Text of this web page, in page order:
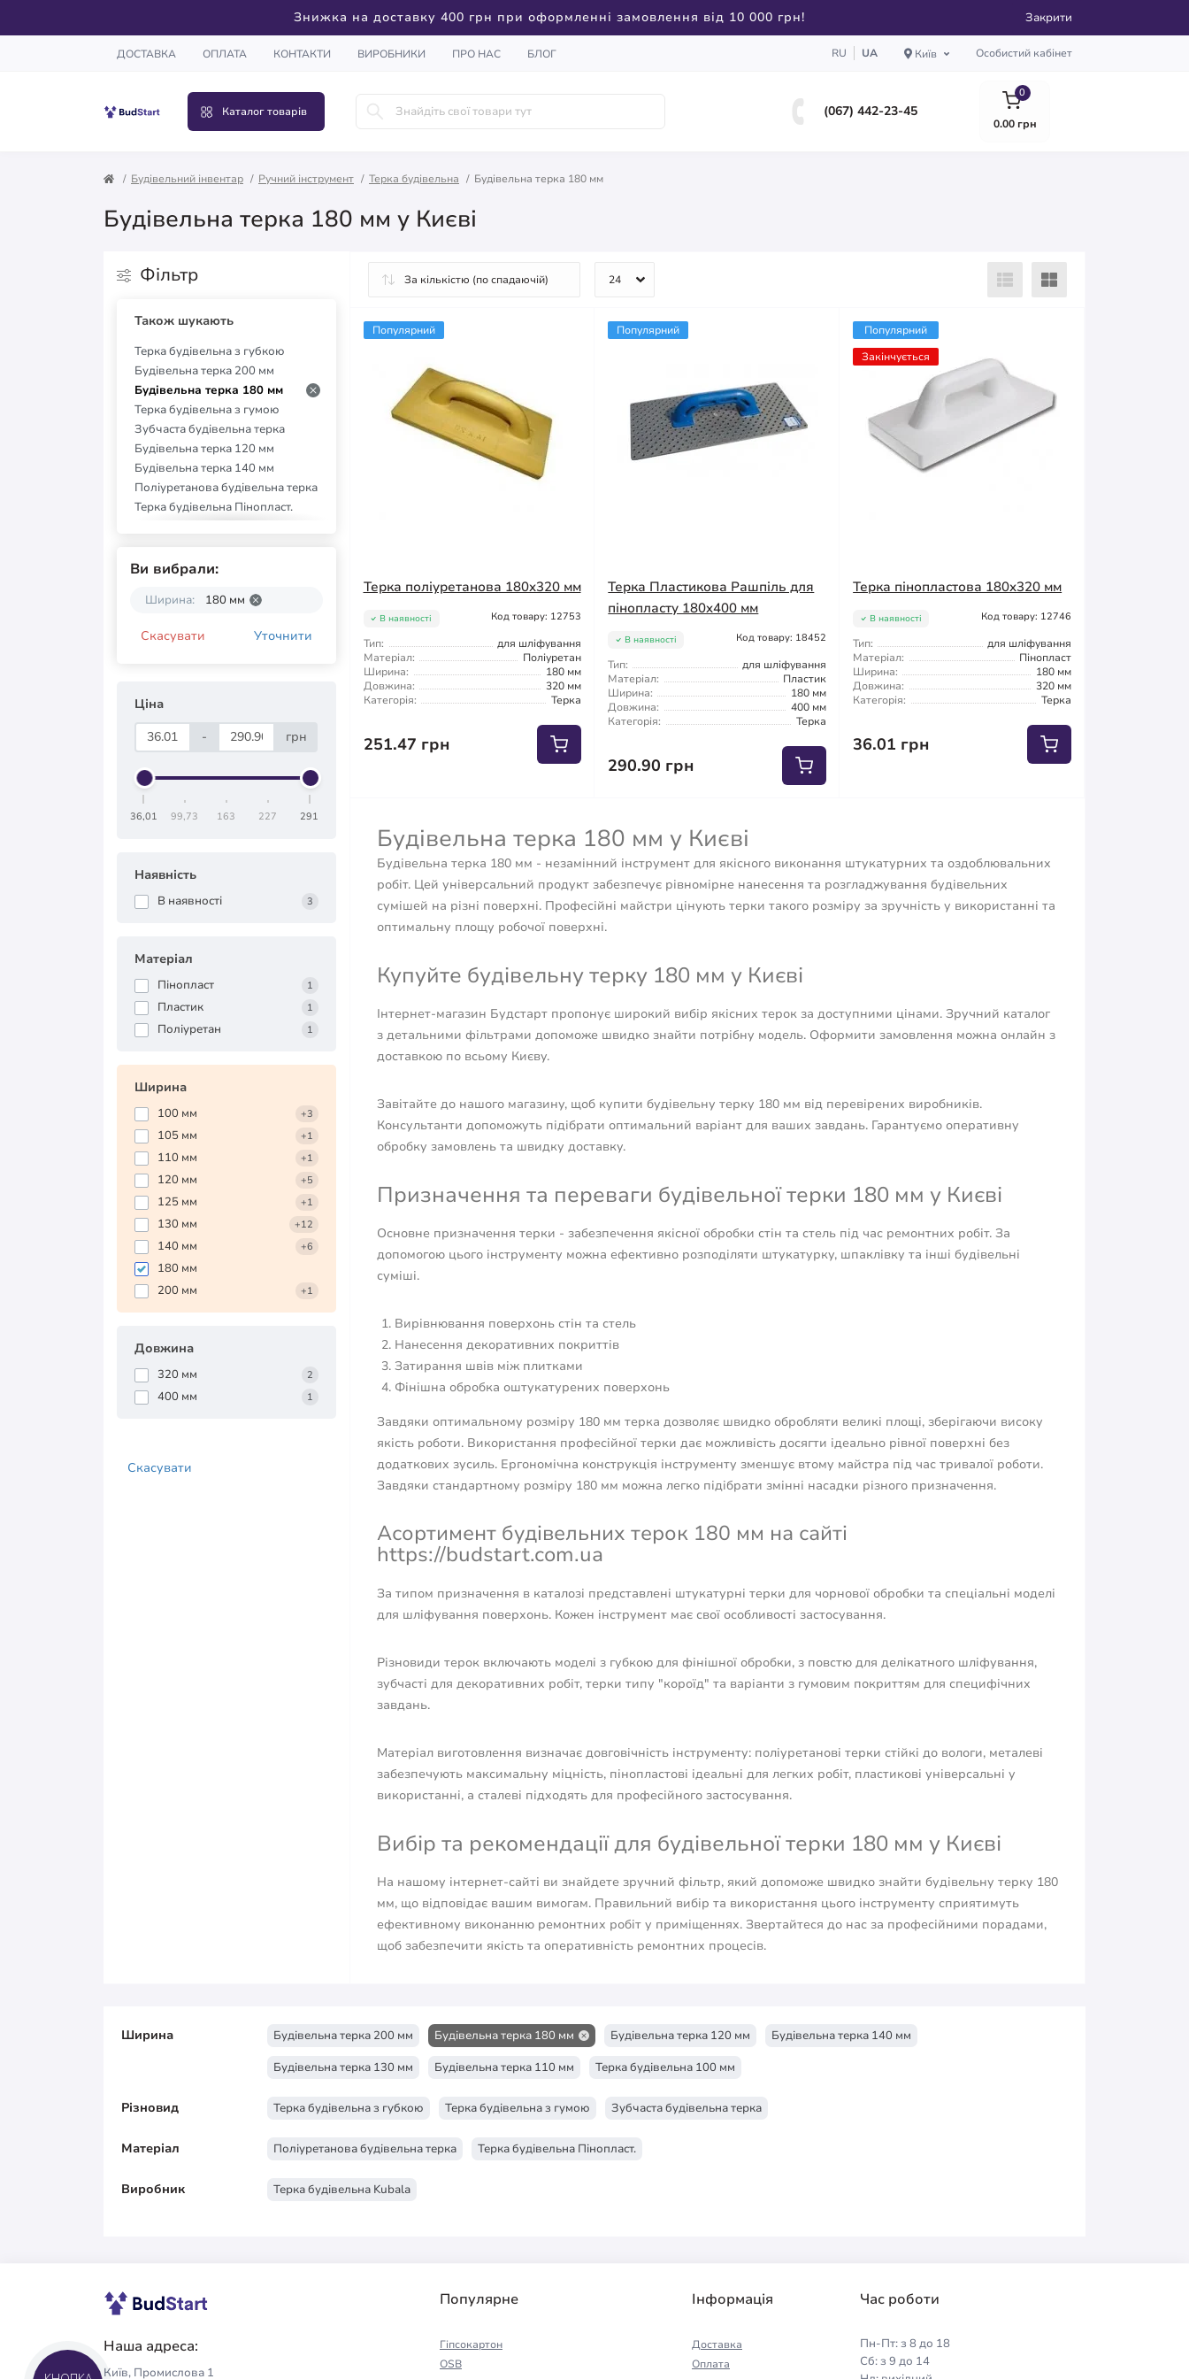
Знижка на доставку 400 грн при оформленні замовлення від 10 000 грн! Закрити
ДОСТАВКА ОПЛАТА КОНТАКТИ ВИРОБНИКИ ПРО НАС БЛОГ RU UA Київ Особистий кабінет
Каталог товарів (067) 442-23-45
0
0.00 грн
Будівельний інвентар Ручний інструмент Терка будівельна Будівельна терка 180 мм
Будівельна терка 180 мм у Києві
Фільтр
Також шукають
Терка будівельна з губкою
Будівельна терка 200 мм
Будівельна терка 180 мм
Терка будівельна з гумою
Зубчаста будівельна терка
Будівельна терка 120 мм
Будівельна терка 140 мм
Поліуретанова будівельна терка
Терка будівельна Пінопласт.
Терка будівельна 100 мм
Ви вибрали:
Ширина: 180 мм
Скасувати Уточнити
Ціна
-
грн
36,01 99,73 163 227 291
Наявність
В наявності 3
Матеріал
Пінопласт 1
Пластик 1
Поліуретан 1
Ширина
100 мм +3
105 мм +1
110 мм +1
120 мм +5
125 мм +1
130 мм +12
140 мм +6
180 мм
200 мм
+1
Довжина
320 мм 2
400 мм 1
Скасувати
Популярний
Терка поліуретанова 180x320 мм
В наявності Код товару: 12753
Тип:
для шліфування
Матеріал:
Поліуретан
Ширина:
180 мм
Довжина:
320 мм
Категорія:
Терка
251.47 грн
Популярний
Терка Пластикова Рашпіль для
пінопласту 180x400 мм
В наявності Код товару: 18452
Тип:
для шліфування
Матеріал:
Пластик
Ширина:
180 мм
Довжина:
400 мм
Категорія:
Терка
290.90 грн
Популярний
Закінчується
Терка пінопластова 180x320 мм
В наявності Код товару: 12746
Тип:
для шліфування
Матеріал:
Пінопласт
Ширина:
180 мм
Довжина:
320 мм
Категорія:
Терка
36.01 грн
Будівельна терка 180 мм у Києві
Будівельна терка 180 мм - незамінний інструмент для якісного виконання штукатурних та оздоблювальних
робіт. Цей універсальний продукт забезпечує рівномірне нанесення та розгладжування будівельних
сумішей на різні поверхні. Професійні майстри цінують терки такого розміру за зручність у використанні та
оптимальну площу робочої поверхні.
Купуйте будівельну терку 180 мм у Києві
Інтернет-магазин Будстарт пропонує широкий вибір якісних терок за доступними цінами. Зручний каталог
з детальними фільтрами допоможе швидко знайти потрібну модель. Оформити замовлення можна онлайн з
доставкою по всьому Києву.
Завітайте до нашого магазину, щоб купити будівельну терку 180 мм від перевірених виробників.
Консультанти допоможуть підібрати оптимальний варіант для ваших завдань. Гарантуємо оперативну
обробку замовлень та швидку доставку.
Призначення та переваги будівельної терки 180 мм у Києві
Основне призначення терки - забезпечення якісної обробки стін та стель під час ремонтних робіт. За
допомогою цього інструменту можна ефективно розподіляти штукатурку, шпаклівку та інші будівельні
суміші.
Вирівнювання поверхонь стін та стель
Нанесення декоративних покриттів
Затирання швів між плитками
Фінішна обробка оштукатурених поверхонь
Завдяки оптимальному розміру 180 мм терка дозволяє швидко обробляти великі площі, зберігаючи високу
якість роботи. Використання професійної терки дає можливість досягти ідеально рівної поверхні без
додаткових зусиль. Ергономічна конструкція інструменту зменшує втому майстра під час тривалої роботи.
Завдяки стандартному розміру 180 мм можна легко підібрати змінні насадки різного призначення.
Асортимент будівельних терок 180 мм на сайті
https://budstart.com.ua
За типом призначення в каталозі представлені штукатурні терки для чорнової обробки та спеціальні моделі
для шліфування поверхонь. Кожен інструмент має свої особливості застосування.
Різновиди терок включають моделі з губкою для фінішної обробки, з повстю для делікатного шліфування,
зубчасті для декоративних робіт, терки типу "короїд" та варіанти з гумовим покриттям для специфічних
завдань.
Матеріал виготовлення визначає довговічність інструменту: поліуретанові терки стійкі до вологи, металеві
забезпечують максимальну міцність, пінопластові ідеальні для легких робіт, пластикові універсальні у
використанні, а сталеві підходять для професійного застосування.
Вибір та рекомендації для будівельної терки 180 мм у Києві
На нашому інтернет-сайті ви знайдете зручний фільтр, який допоможе швидко знайти будівельну терку 180
мм, що відповідає вашим вимогам. Правильний вибір та використання цього інструменту сприятимуть
ефективному виконанню ремонтних робіт у приміщеннях. Звертайтеся до нас за професійними порадами,
щоб забезпечити якість та оперативність ремонтних процесів.
Ширина Будівельна терка 200 мм Будівельна терка 180 мм Будівельна терка 120 мм
Будівельна терка 140 мм
Будівельна терка 130 мм
Будівельна терка 110 мм Терка будівельна 100 мм
Різновид Терка будівельна з губкою Терка будівельна з гумою Зубчаста будівельна терка
Матеріал Поліуретанова будівельна терка Терка будівельна Пінопласт.
Виробник Терка будівельна Kubala
Наша адреса:
Київ, Промислова 1
Популярне
Гіпсокартон
OSB
Інформація
Доставка
Оплата
Час роботи
Пн-Пт: з 8 до 18
Сб: з 9 до 14